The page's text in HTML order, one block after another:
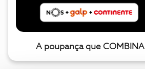
A poupança que COMBINA